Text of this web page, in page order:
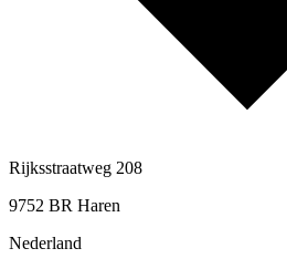
Rijksstraatweg 208
9752 BR Haren
Nederland